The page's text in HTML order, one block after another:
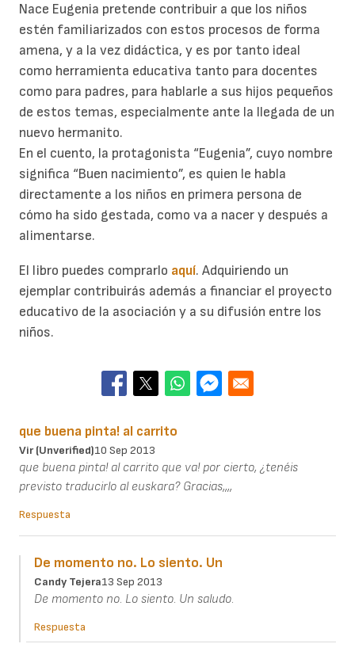
Nace Eugenia pretende contribuir a que los niños
estén familiarizados con estos procesos de forma
amena, y a la vez didáctica, y es por tanto ideal
como herramienta educativa tanto para docentes
como para padres, para hablarle a sus hijos pequeños
de estos temas, especialmente ante la llegada de un
nuevo hermanito.
En el cuento, la protagonista “Eugenia”, cuyo nombre
significa “Buen nacimiento”, es quien le habla
directamente a los niños en primera persona de
cómo ha sido gestada, como va a nacer y después a
alimentarse.
El libro puedes comprarlo aquí. Adquiriendo un
ejemplar contribuirás además a financiar el proyecto
educativo de la asociación y a su difusión entre los
niños.
que buena pinta! al carrito
Vir (unverified)10 Sep 2013
que buena pinta! al carrito que va! por cierto, ¿tenéis
previsto traducirlo al euskara? Gracias,,,,
Respuesta
De momento no. Lo siento. Un
Candy Tejera13 Sep 2013
De momento no. Lo siento. Un saludo.
Respuesta